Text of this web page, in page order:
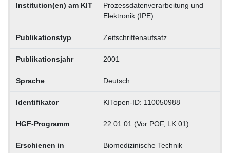
Institution(en) am KIT
Prozessdatenverarbeitung und
Elektronik (IPE)
Publikationstyp Zeitschriftenaufsatz
Publikationsjahr 2001
Sprache Deutsch
Identifikator KITopen-ID: 110050988
HGF-Programm 22.01.01 (Vor POF, LK 01)
Erschienen in Biomedizinische Technik